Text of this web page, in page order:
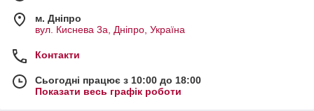
м. Дніпро
вул. Киснева 3а, Дніпро, Україна
Контакти
Сьогодні працює з 10:00 до 18:00
Показати весь графік роботи